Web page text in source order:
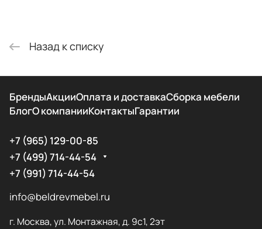
Назад к списку
БрендыАкцииОплата и доставкаСборка мебели
БлогО компанииКонтактыГарантии
+7 (965) 129-00-85
+7 (499) 714-44-54
+7 (991) 714-44-54
info@beldrevmebel.ru
г. Москва, ул. Монтажная, д. 9с1, 2эт